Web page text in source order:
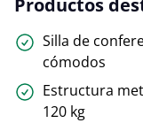
Productos
Silla de
cómodos
Estructura
120 kg